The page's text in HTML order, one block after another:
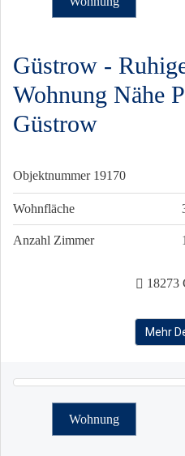
Güstrow -
Wohnung Nähe
Güstrow
Objektnummer 19170
Wohnfläche
Anzahl Zimmer
18273
Mehr
Wohnung